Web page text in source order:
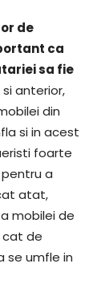
de
ca
sa fie
anterior,
din
si in acest
foarte
a
atat,
mobilei de
de
se umfle in